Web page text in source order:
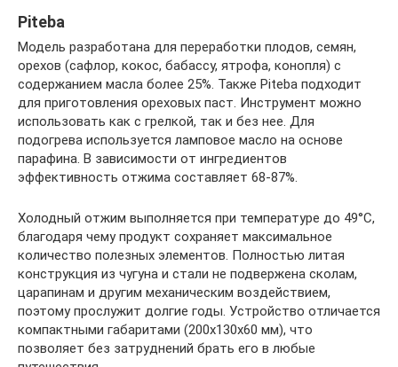
Piteba
Модель разработана для переработки плодов, семян,
орехов (сафлор, кокос, бабассу, ятрофа, конопля) с
содержанием масла более 25%. Также Piteba подходит
для приготовления ореховых паст. Инструмент можно
использовать как с грелкой, так и без нее. Для
подогрева используется ламповое масло на основе
парафина. В зависимости от ингредиентов
эффективность отжима составляет 68-87%.
Холодный отжим выполняется при температуре до 49°C,
благодаря чему продукт сохраняет максимальное
количество полезных элементов. Полностью литая
конструкция из чугуна и стали не подвержена сколам,
царапинам и другим механическим воздействием,
поэтому прослужит долгие годы. Устройство отличается
компактными габаритами (200х130х60 мм), что
позволяет без затруднений брать его в любые